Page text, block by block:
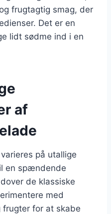
frugtagtig smag, der
Det er en
lidt sødme ind i en
af
på utallige
en spændende
de klassiske
med
frugter for at skabe